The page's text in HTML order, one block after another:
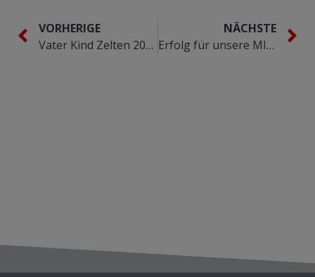
VORHERIGE
Vater Kind Zelten 2013
NÄCHSTE
Erfolg für unsere MINIS